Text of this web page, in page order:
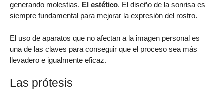
generando molestias. El estético. El diseño de la sonrisa es
siempre fundamental para mejorar la expresión del rostro.
El uso de aparatos que no afectan a la imagen personal es
una de las claves para conseguir que el proceso sea más
llevadero e igualmente eficaz.
Las prótesis